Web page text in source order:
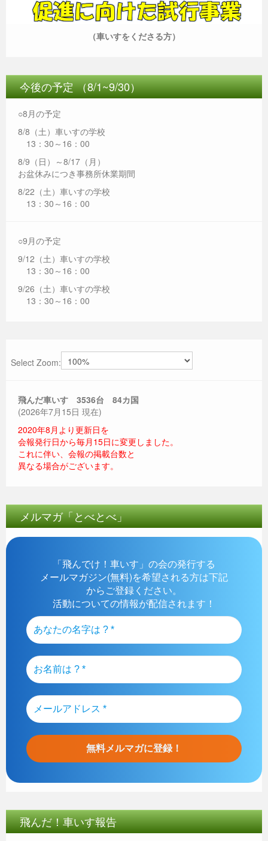
（車いすをくださる方）
今後の予定 （8/1~9/30）
○8月の予定
8/8（土）車いすの学校
13：30～16：00
8/9（日）～8/17（月）
お盆休みにつき事務所休業期間
8/22（土）車いすの学校
13：30～16：00
○9月の予定
9/12（土）車いすの学校
13：30～16：00
9/26（土）車いすの学校
13：30～16：00
Select Zoom:
飛んだ車いす 3536台 84カ国
(2026年7月15日 現在)
2020年8月より更新日を
会報発行日から毎月15日に変更しました。
これに伴い、会報の掲載台数と
異なる場合がございます。
メルマガ「とべとべ」
「飛んでけ！車いす」の会の発行する
メールマガジン(無料)を希望される方は下記
からご登録ください。
活動についての情報が配信されます！
飛んだ！車いす報告